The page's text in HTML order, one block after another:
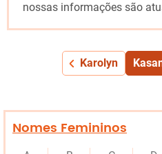
nossas informações são
Karolyn
Nomes Femininos